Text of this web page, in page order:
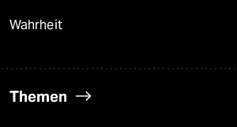
Wahrheit
Themen